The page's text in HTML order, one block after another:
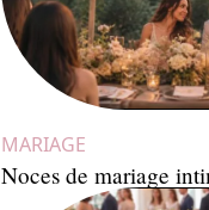
MARIAGE
Noces de mariage